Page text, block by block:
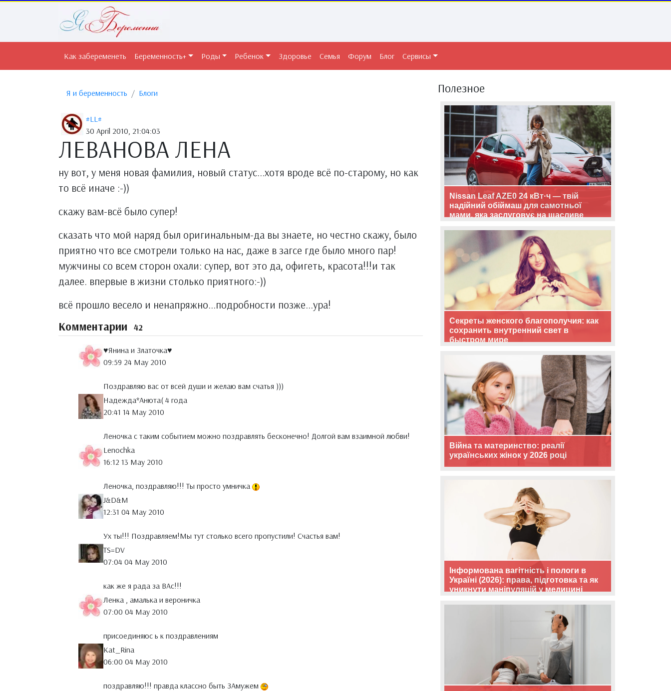
Как забеременеть Беременность+ Роды Ребенок Здоровье Семья Форум Блог Сервисы
Я и беременность Блоги
#LL#
30 April 2010, 21:04:03
ЛЕВАНОВА ЛЕНА
ну вот, у меня новая фамилия, новый статус...хотя вроде всё по-старому, но как
то всё иначе :-))
скажу вам-всё было супер!
сказать что мой наряд был оригинальным-да вы знаете, но честно скажу, было
приятно что все смотрели только на нас, даже в загсе где было много пар!
мужчины со всем сторон охали: супер, вот это да, офигеть, красота!!!и так
далее. впервые в жизни столько приятного:-))
всё прошло весело и ненапряжно...подробности позже...ура!
Комментарии 42
♥Янина и Златочка♥
09:59 24 May 2010
Поздравляю вас от всей души и желаю вам счатья )))
Надежда*Анюта( 4 годa
20:41 14 May 2010
Леночка с таким событием можно поздравлять бесконечно! Долгой вам взаимной любви!
Lenochka
16:12 13 May 2010
Леночка, поздравляю!!! Ты просто умничка
J&D&M
12:31 04 May 2010
Ух ты!!! Поздравляем!Мы тут столько всего пропустили! Счастья вам!
TS=DV
07:04 04 May 2010
как же я рада за ВАс!!!
Ленка , амалька и вероничка
07:00 04 May 2010
присоединяюс ь к поздравлениям
Kat_Rina
06:00 04 May 2010
поздравляю!!! правда классно быть ЗАмужем
Полезное
Nissan Leaf AZE0 24 кВт·ч — твій
надійний обіймаш для самотньої
мами, яка заслуговує на щасливе
Секреты женского благополучия: как
сохранить внутренний свет в
быстром мире
Війна та материнство: реалії
українських жінок у 2026 році
Інформована вагітність і пологи в
Україні (2026): права, підготовка та як
уникнути маніпуляцій у медицині